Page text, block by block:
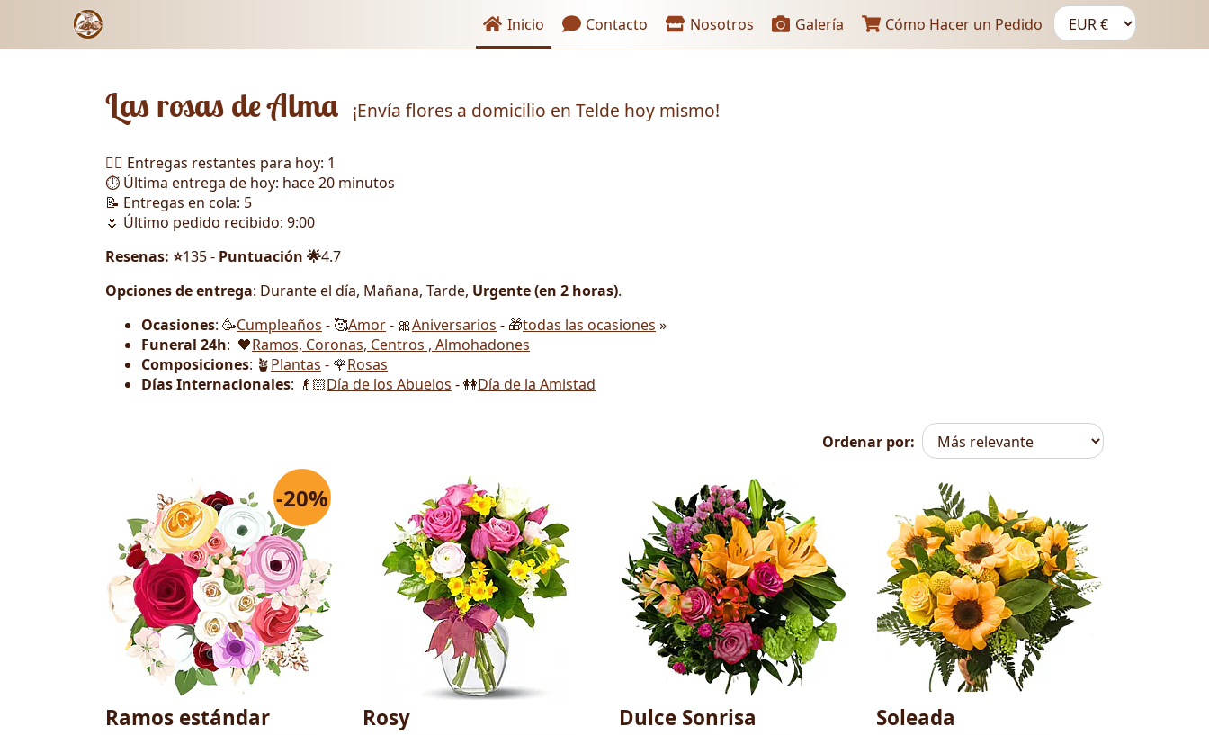
Enlaces de encabezado
Inicio Contacto Nosotros Galería Cómo Hacer un Pedido
Las rosas de Alma ¡Envía flores a domicilio en Telde hoy mismo!
🏃‍♂️ Entregas restantes para hoy: 1
⏱️ Última entrega de hoy: hace 20 minutos
📝 Entregas en cola: 5
🌷 Último pedido recibido: 9:00
Resenas: ⭐135 - Puntuación 🌟4.7
Opciones de entrega: Durante el día, Mañana, Tarde, Urgente (en 2 horas).
Ocasiones: 🥳Cumpleaños - 🥰Amor- 🎀Aniversarios - 🎁todas las ocasiones »
Funeral 24h: 🖤Ramos, Coronas, Centros , Almohadones
Composiciones: 🪴Plantas - 🌹Rosas
Días Internacionales: 👴🏻Día de los Abuelos - 👭Día de la Amistad
Ordenar por:
Flores -20%
Ramos estándar Rosy Dulce Sonrisa Soleada